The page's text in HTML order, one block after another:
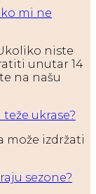
mi ne
niste
unutar 14
na našu
ukrase?
može izdržati
sezone?